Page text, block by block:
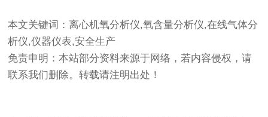
本文关键词：离心机氧分析仪,氧含量分析仪,在线气体分
析仪,仪器仪表,安全生产
免责申明：本站部分资料来源于网络，若内容侵权，请
联系我们删除。转载请注明出处！